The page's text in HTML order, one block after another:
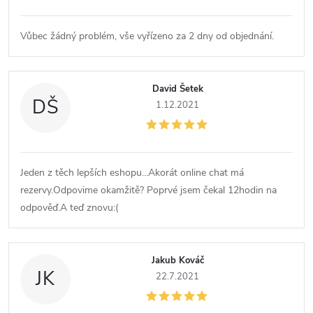
Vůbec žádný problém, vše vyřízeno za 2 dny od objednání.
DŠ
David Šetek
1.12.2021
Jeden z těch lepších eshopu...Akorát online chat má
rezervy.Odpovime okamžitě? Poprvé jsem čekal 12hodin na
odpověď.A teď znovu:(
JK
Jakub Kováč
22.7.2021